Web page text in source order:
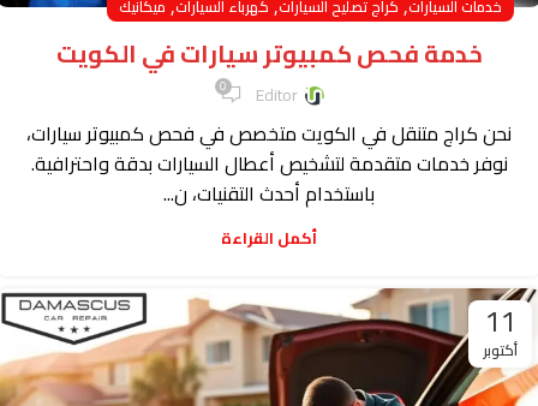
خدمات السيارات كراج تصليح السيارات كهرباء السيارات ميكانيك
خدمة فحص كمبيوتر سيارات في الكويت
Editor
0
نحن كراج متنقل في الكويت متخصص في فحص كمبيوتر سيارات،
نوفر خدمات متقدمة لتشخيص أعطال السيارات بدقة واحترافية.
باستخدام أحدث التقنيات، ن...
أكمل القراءة
11
أكتوبر